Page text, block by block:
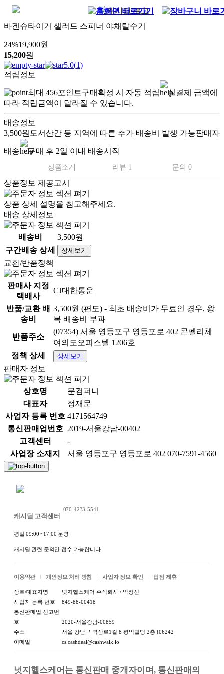
바겐슈타이거 샐러드 스피너 야채탈수기
24%19,900원
15,200원
5.0(1)
적립정보
최대 456포인트구매확정 시 자동 적립
실결제 금액에
따라 적립금액이 달라질 수 있습니다.
배송정보
3,500원 도서산간 등 지역에 따른 추가 배송비 발생 가능판매자
배송 구매 후 2일 이내 배송시작
상품소개 리뷰 1 문의 0
상품정보 제공고시
상품 상세 설명을 참고해주세요.
배송 상세정보
배송비
3,500원
구간배송 상세
상세보기
교환/반품정책
판매사 지정
택배사
CJ대한통운
반품/교환 배
송비
3,500원 (편도) - 최초 배송비가 무료인 경우, 왕
복 배송비 부과
반품주소
(07354) 서울 영등포구 영등포로 402 콘펠리체
여의도오피스텔 1206호
정책 상세
상세보기
판매자 정보
상호명
문컴퍼니
대표자
정재문
사업자 등록 번호 4171564749
통신판매업번호 2019-서울강남-00402
고객센터
-
사업장 소재지
서울 영등포구 영등포로 402 070-7591-4560
캐시딜 고객센터
070-4233-5541
평일 09:00 ~17:00 운영
캐시딜 관련 문의만 접수 가능합니다.
이용약관 개인정보 처리 방침 사업자 정보 확인 입점 제휴
상호/대표자명
넛지헬스케어 주식회사 / 박정신
사업자 등록 번호
849-88-00418
통신판매업 신고번
호
2020-서울강남-00859
주소
서울 강남구 역삼로1길 8 평익빌딩 2층 [06242]
이메일
cs.cashdeal@cashwalk.io
넛지헬스케어는 통신판매 중개자이며, 통신판매의